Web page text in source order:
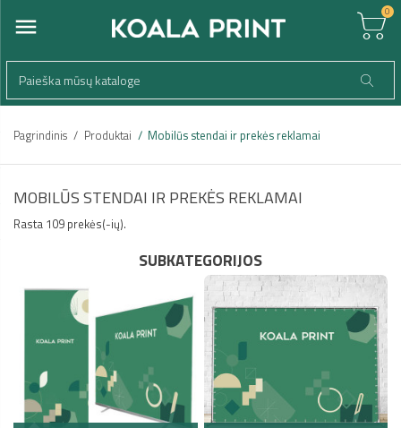
0
Pagrindinis Produktai Mobilūs stendai ir prekės reklamai
MOBILŪS STENDAI IR PREKĖS REKLAMAI
Rasta 109 prekės(-ių).
SUBKATEGORIJOS